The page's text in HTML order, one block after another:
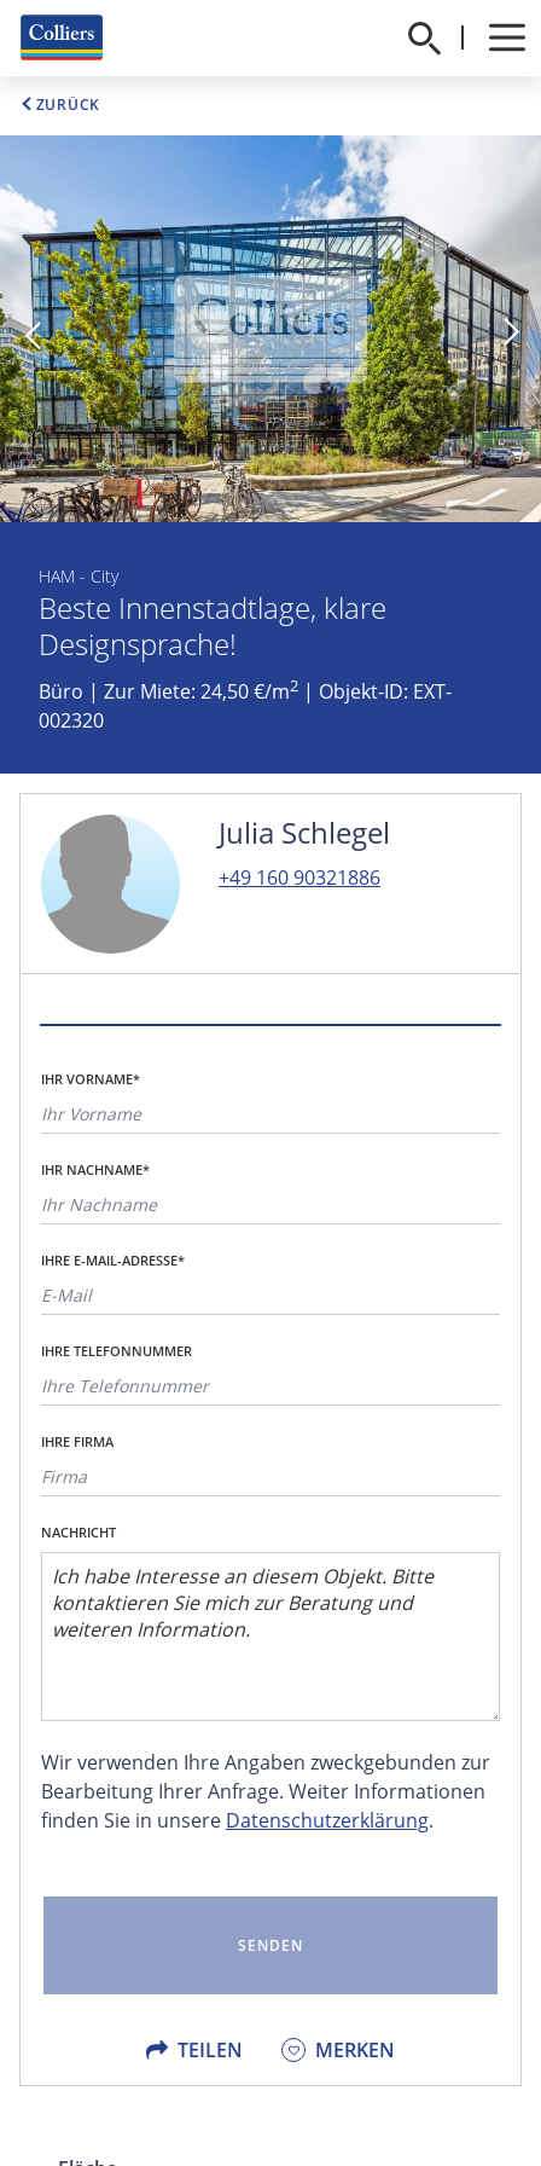
ZURÜCK
HAM - City
Beste Innenstadtlage, klare
Designsprache!
Büro | Zur Miete: 24,50 €/m2 | Objekt-ID: EXT-
002320
Julia Schlegel
+49 160 90321886
IHR VORNAME*
IHR NACHNAME*
IHRE E-MAIL-ADRESSE*
IHRE TELEFONNUMMER
IHRE FIRMA
NACHRICHT
Wir verwenden Ihre Angaben zweckgebunden zur
Bearbeitung Ihrer Anfrage. Weiter Informationen
finden Sie in unsere Datenschutzerklärung.
TEILEN
FACEBOOK
X
MERKEN